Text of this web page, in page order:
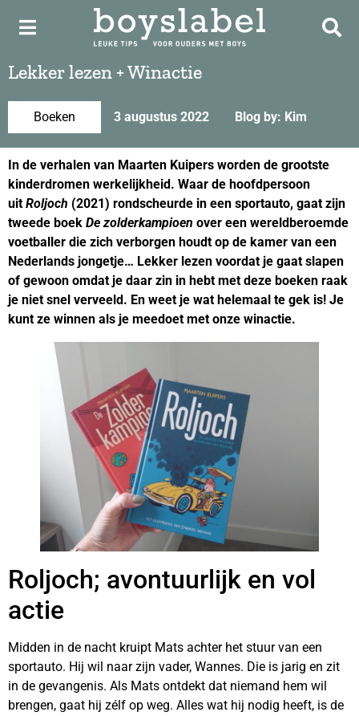
Lekker lezen + Winactie
Boeken 3 augustus 2022 Blog by: Kim
In de verhalen van Maarten Kuipers worden de grootste
kinderdromen werkelijkheid. Waar de hoofdpersoon
uit Roljoch (2021) rondscheurde in een sportauto, gaat zijn
tweede boek De zolderkampioen over een wereldberoemde
voetballer die zich verborgen houdt op de kamer van een
Nederlands jongetje… Lekker lezen voordat je gaat slapen
of gewoon omdat je daar zin in hebt met deze boeken raak
je niet snel verveeld. En weet je wat helemaal te gek is! Je
kunt ze winnen als je meedoet met onze winactie.
Roljoch; avontuurlijk en vol
actie
Midden in de nacht kruipt Mats achter het stuur van een
sportauto. Hij wil naar zijn vader, Wannes. Die is jarig en zit
in de gevangenis. Als Mats ontdekt dat niemand hem wil
brengen, gaat hij zélf op weg. Alles wat hij nodig heeft, is de